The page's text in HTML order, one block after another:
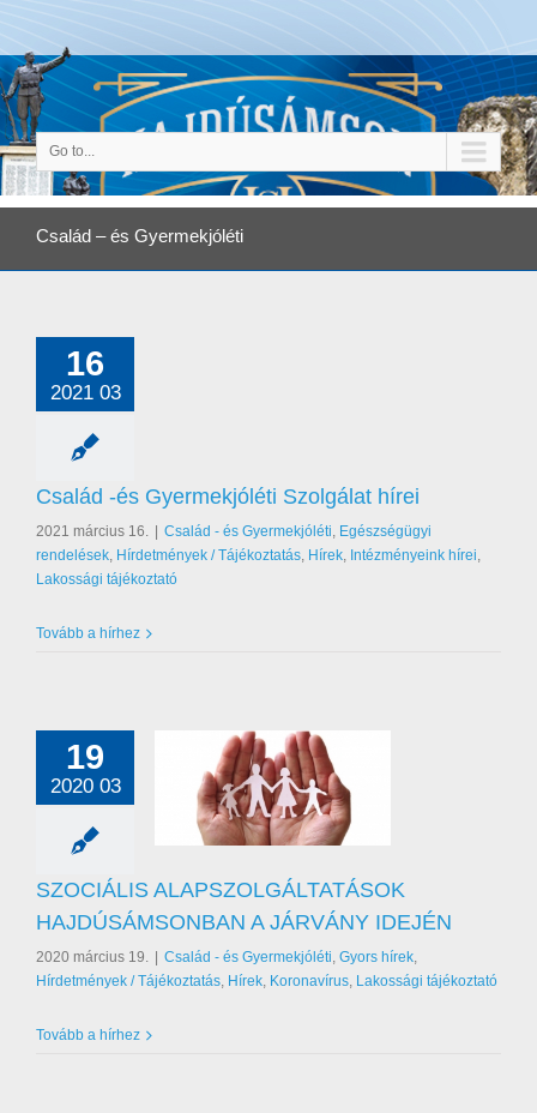
Go to...
Család – és Gyermekjóléti
16
2021 03
Család -és Gyermekjóléti Szolgálat hírei
2021 március 16. Család - és Gyermekjóléti, Egészségügyi
rendelések, Hírdetmények / Tájékoztatás, Hírek, Intézményeink hírei,
Lakossági tájékoztató
Tovább a hírhez
19
2020 03
A
IDEJÉN
Hírdetmények /
Hírek Koronavírus
SZOCIÁLIS ALAPSZOLGÁLTATÁSOK
HAJDÚSÁMSONBAN A JÁRVÁNY IDEJÉN
2020 március 19. Család - és Gyermekjóléti, Gyors hírek,
Hírdetmények / Tájékoztatás, Hírek, Koronavírus, Lakossági tájékoztató
Tovább a hírhez